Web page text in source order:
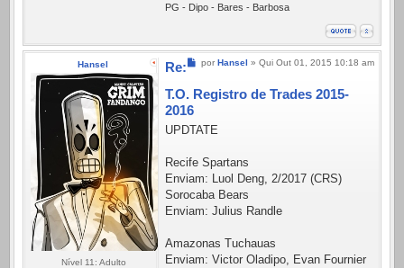
PG - Dipo - Bares - Barbosa
Hansel
Nível 11: Adulto
Mensagem
por Hansel » Qui Out 01, 2015 10:18 am
Re:
T.O. Registro de Trades 2015-
2016
UPDTATE
Recife Spartans
Enviam: Luol Deng, 2/2017 (CRS)
Sorocaba Bears
Enviam: Julius Randle
Amazonas Tuchauas
Enviam: Victor Oladipo, Evan Fournier